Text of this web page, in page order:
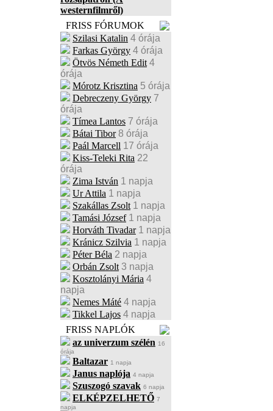
westernfilmről)
FRISS FÓRUMOK
Szilasi Katalin 4 órája
Farkas György 4 órája
Ötvös Németh Edit 4
órája
Mórotz Krisztina 5 órája
Debreczeny György 7
órája
Tímea Lantos 7 órája
Bátai Tibor 8 órája
Paál Marcell 17 órája
Kiss-Teleki Rita 22
órája
Zima István 1 napja
Ur Attila 1 napja
Szakállas Zsolt 1 napja
Tamási József 1 napja
Horváth Tivadar 1 napja
Kránicz Szilvia 1 napja
Péter Béla 2 napja
Orbán Zsolt 3 napja
Kosztolányi Mária 4
napja
Nemes Máté 4 napja
Tikkel Lajos 4 napja
FRISS NAPLÓK
az univerzum szélén 16
órája
Baltazar 1 napja
Janus naplója 4 napja
Szuszogó szavak 6 napja
ELKÉPZELHETŐ 7
napja